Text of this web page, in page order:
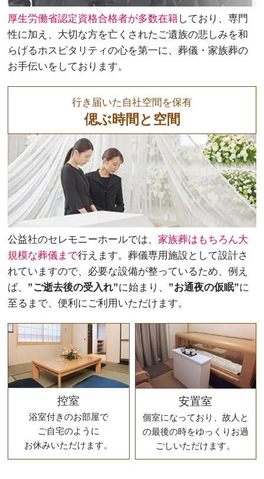
厚生労働省認定資格合格者が多数在籍しており、専門
性に加え、大切な方を亡くされたご遺族の悲しみを和
らげるホスピタリティの心を第一に、葬儀・家族葬の
お手伝いをしております。
行き届いた自社空間を保有
偲ぶ時間と空間
公益社のセレモニーホールでは、 家族葬はもちろん大
規模な葬儀まで行えます。葬儀専用施設として設計さ
れていますので、必要な設備が整っているため、例え
ば、 ”ご逝去後の受入れ”に始まり、 ”お通夜の仮眠”に
至るまで、便利にご利用いただけます。
控室
浴室付きのお部屋で
ご自宅のように
お休みいただけます。
安置室
個室になっており、故人と
の最後の時をゆっくりお過
ごしいただけます。